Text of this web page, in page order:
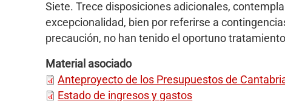
Siete. Trece disposiciones adicionales,
excepcionalidad, bien por referirse a
precaución, no han tenido el oportuno
Material asociado
Anteproyecto de los Presupuestos de
Estado de ingresos y gastos